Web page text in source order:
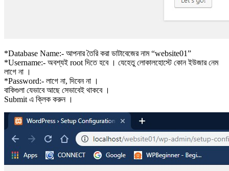
*Database Name:- আপনার তৈরি করা ডাটাবেজের নাম “website01”
*Username:- অবশ্যই root দিতে হবে । যেহেতু লোকালহোস্টে কোন ইউজার নেম
লাগে না ।
*Password:- লাগে না, দিবেন না ।
বাকিগুলা যেভাবে আছে সেভাবেই থাকবে ।
Submit এ ক্লিক করুন ।